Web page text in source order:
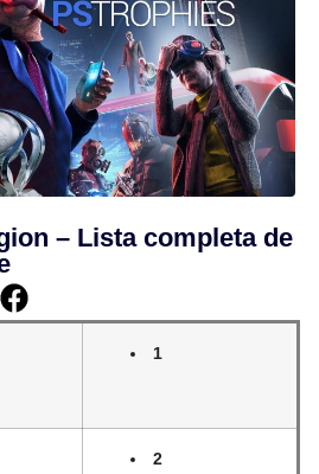
– Lista completa de
1
2